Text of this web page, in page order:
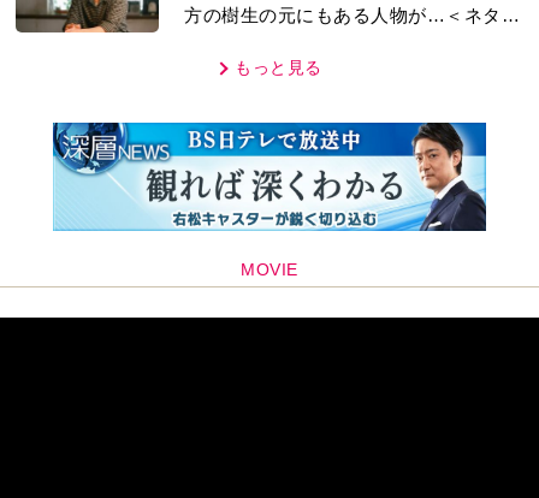
方の樹生の元にもある人物が…＜ネタバ
もっと見る
MOVIE